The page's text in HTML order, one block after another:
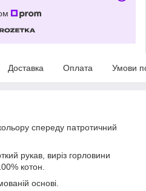
Доставка Оплата Умови
спереду патротичний
рукав, виріз горловини
котон.
основі.